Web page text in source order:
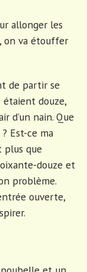
allonger les
on va étouffer
de partir se
étaient douze,
d’un nain. Que
Est-ce ma
plus que
douze et
problème.
ouverte,